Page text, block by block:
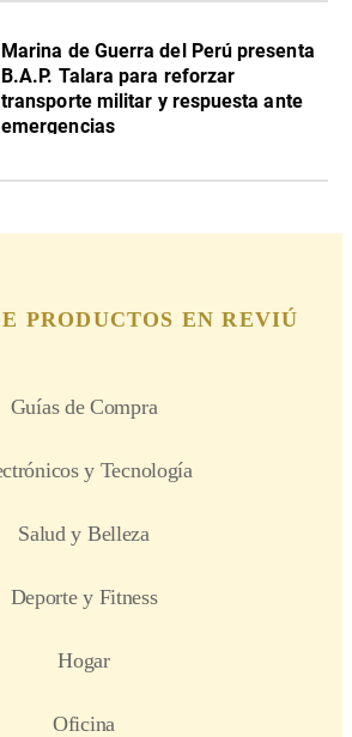
Marina de Guerra del Perú presenta
B.A.P. Talara para reforzar
transporte militar y respuesta ante
emergencias